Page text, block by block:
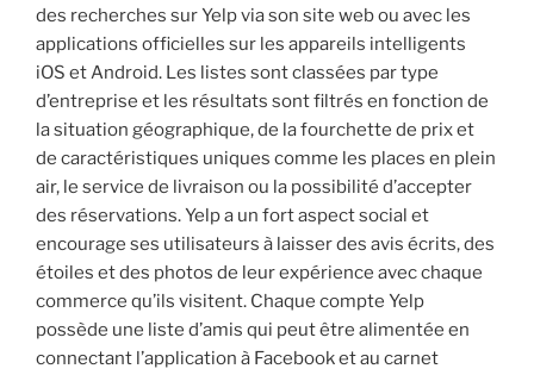
des recherches sur Yelp via son site web ou avec les
applications officielles sur les appareils intelligents
iOS et Android. Les listes sont classées par type
d’entreprise et les résultats sont filtrés en fonction de
la situation géographique, de la fourchette de prix et
de caractéristiques uniques comme les places en plein
air, le service de livraison ou la possibilité d’accepter
des réservations. Yelp a un fort aspect social et
encourage ses utilisateurs à laisser des avis écrits, des
étoiles et des photos de leur expérience avec chaque
commerce qu’ils visitent. Chaque compte Yelp
possède une liste d’amis qui peut être alimentée en
connectant l’application à Facebook et au carnet